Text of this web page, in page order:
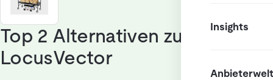
Insights
Anbieterwelt
Top 2 Alternativen zu
LocusVector